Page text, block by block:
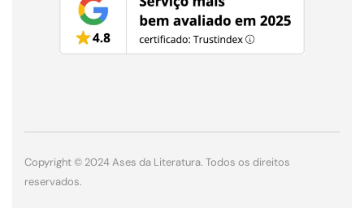
Copyright © 2024 Ases da Literatura. Todos os direitos
reservados.